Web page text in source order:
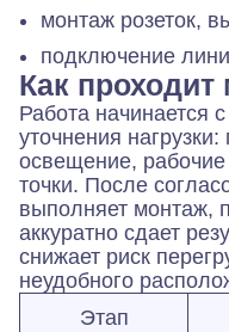
монтаж розеток,
подключение
Как
Работа начинается
уточнения нагрузки:
освещение,
точки. После
выполняет монтаж,
аккуратно сдает
снижает риск
неудобного
Этап